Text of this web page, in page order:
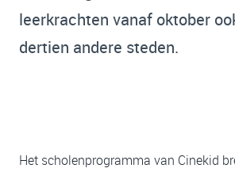
leerkrachten vanaf oktober
dertien andere steden.
Het scholenprogramma van Cinekid